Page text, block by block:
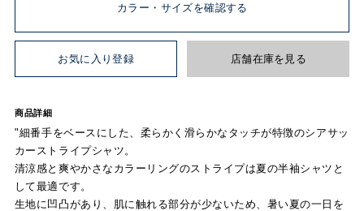
カラー・サイズを確認する
お気に入り登録 店舗在庫を見る
商品詳細
"細番手をベースにした、柔らかく滑らかなタッチが特徴のシアサッ
カーストライプシャツ。
清涼感と爽やかさなカラーリングのストライプは夏の半袖シャツと
して最適です。
生地に凹凸があり、肌に触れる部分が少ないため、暑い夏の一日を